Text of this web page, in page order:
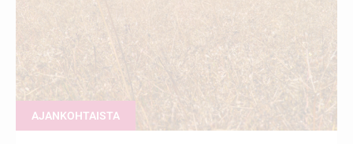
AJANKOHTAISTA